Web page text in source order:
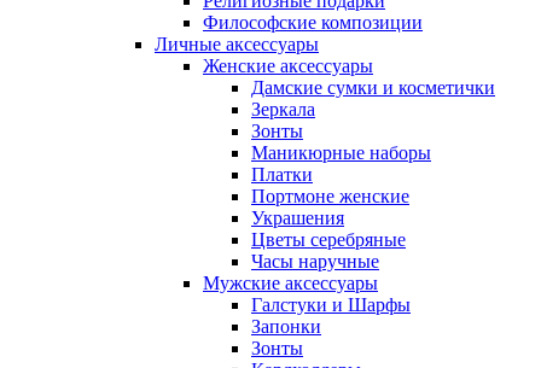
Философские композиции
Личные аксессуары
Женские аксессуары
Дамские сумки и косметички
Зеркала
Зонты
Маникюрные наборы
Платки
Портмоне женские
Украшения
Цветы серебряные
Часы наручные
Мужские аксессуары
Галстуки и Шарфы
Запонки
Зонты